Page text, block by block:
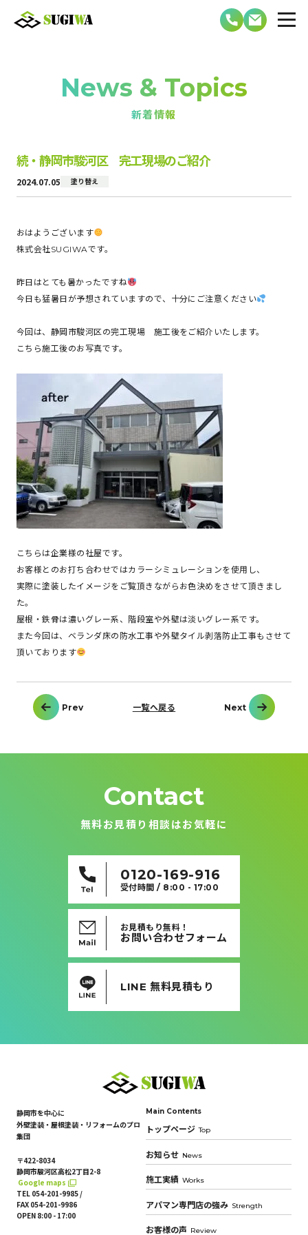
News & Topics
新着情報
続・静岡市駿河区 完工現場のご紹介
2024.07.05 塗り替え
おはようございます
株式会社SUGIWAです。
昨日はとても暑かったですね
今日も猛暑日が予想されていますので、十分にご注意ください
今回は、静岡市駿河区の完工現場 施工後をご紹介いたします。
こちら施工後のお写真です。
こちらは企業様の社屋です。
お客様とのお打ち合わせではカラーシミュレーションを使用し、
実際に塗装したイメージをご覧頂きながらお色決めをさせて頂きまし
た。
屋根・鉄骨は濃いグレー系、階段室や外壁は淡いグレー系です。
また今回は、ベランダ床の防水工事や外壁タイル剥落防止工事もさせて
頂いております
投
稿
ー
Prev Next
一覧へ戻る
Contact
無料お見積り相談はお気軽に
0120-169-916
受付時間 / 8:00 - 17:00
お見積もり無料！
お問い合わせフォーム
LINE 無料見積もり
静岡市を中心に
外壁塗装・屋根塗装・リフォームのプロ
集団
〒422-8034
静岡市駿河区高松2丁目2-8
Google maps
TEL 054-201-9985 /
FAX 054-201-9986
OPEN 8:00 - 17:00
Main Contents
トップページ Top
アパマン専門店の強み Strength
お知らせ News
お客様の声 Review
施工実績 Works